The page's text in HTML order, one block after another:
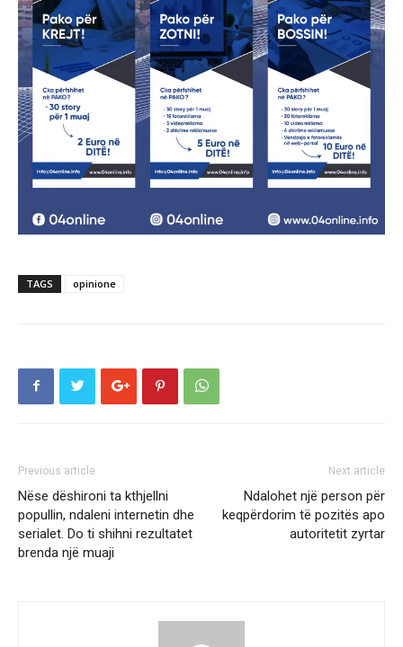
TAGS opinione
Previous article
Nëse dëshironi ta kthjellni
popullin, ndaleni internetin dhe
serialet. Do ti shihni rezultatet
brenda një muaji
Next article
Ndalohet një person për
keqpërdorim të pozitës apo
autoritetit zyrtar